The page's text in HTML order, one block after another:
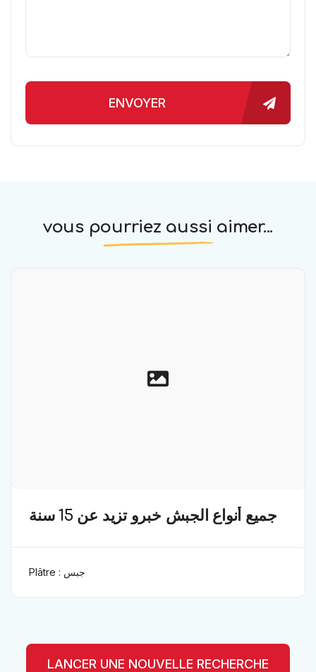
ENVOYER
vous pourriez aussi aimer...
جميع أنواع الجبش خبرو تزيد عن 15 سنة
Plâtre : جبس
LANCER UNE NOUVELLE RECHERCHE